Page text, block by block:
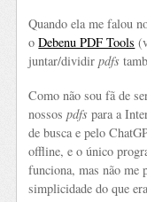
Quando ela me falou
oDebenu PDF Tools
juntar/dividirpdfs
Como não sou fã de
nossospdfs para a
de busca e pelo
offline, e o único
funciona, mas não me
simplicidade do que